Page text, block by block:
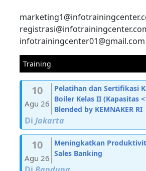
infotrainingcenter01@gmail.com
Training
10
Agu 26
Pelatihan dan Sertifikasi
Boiler Kelas II (Kapasitas
Blended by KEMNAKER RI
Di Jakarta
10
Agu 26
Meningkatkan
Sales Banking